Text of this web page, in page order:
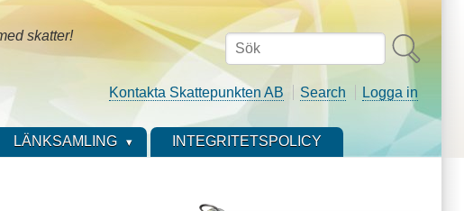
Sök
Kontakta Skattepunkten AB Search Logga in
skatter!
LÄNKSAMLING INTEGRITETSPOLICY